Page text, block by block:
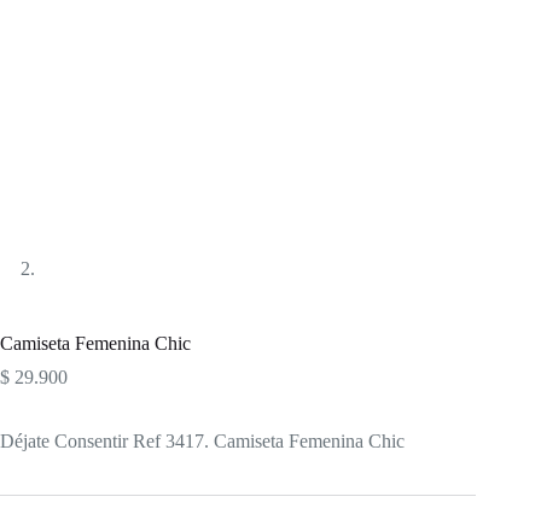
Camiseta Femenina Chic
$ 29.900
Déjate Consentir Ref 3417. Camiseta Femenina Chic